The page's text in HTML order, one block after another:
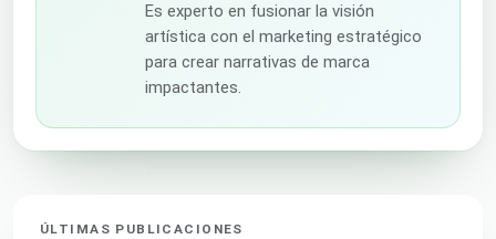
Es experto en fusionar la visión
artística con el marketing estratégico
para crear narrativas de marca
impactantes.
ÚLTIMAS PUBLICACIONES